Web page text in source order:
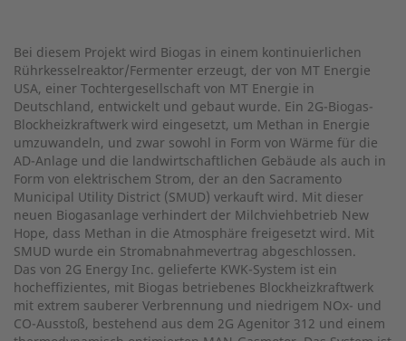
Bei diesem Projekt wird Biogas in einem kontinuierlichen
Rührkesselreaktor/Fermenter erzeugt, der von MT Energie
USA, einer Tochtergesellschaft von MT Energie in
Deutschland, entwickelt und gebaut wurde. Ein 2G-Biogas-
Blockheizkraftwerk wird eingesetzt, um Methan in Energie
umzuwandeln, und zwar sowohl in Form von Wärme für die
AD-Anlage und die landwirtschaftlichen Gebäude als auch in
Form von elektrischem Strom, der an den Sacramento
Municipal Utility District (SMUD) verkauft wird. Mit dieser
neuen Biogasanlage verhindert der Milchviehbetrieb New
Hope, dass Methan in die Atmosphäre freigesetzt wird. Mit
SMUD wurde ein Stromabnahmevertrag abgeschlossen.
Das von 2G Energy Inc. gelieferte KWK-System ist ein
hocheffizientes, mit Biogas betriebenes Blockheizkraftwerk
mit extrem sauberer Verbrennung und niedrigem NOx- und
CO-Ausstoß, bestehend aus dem 2G Agenitor 312 und einem